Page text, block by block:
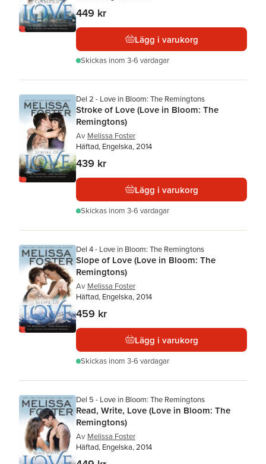
449 kr
Lägg i varukorg
Skickas inom 3-6 vardagar
Del 2 - Love in Bloom: The Remingtons
Stroke of Love (Love in Bloom: The
Remingtons)
Av Melissa Foster
Häftad, Engelska, 2014
439 kr
Lägg i varukorg
Skickas inom 3-6 vardagar
Del 4 - Love in Bloom: The Remingtons
Slope of Love (Love in Bloom: The
Remingtons)
Av Melissa Foster
Häftad, Engelska, 2014
459 kr
Lägg i varukorg
Skickas inom 3-6 vardagar
Del 5 - Love in Bloom: The Remingtons
Read, Write, Love (Love in Bloom: The
Remingtons)
Av Melissa Foster
Häftad, Engelska, 2014